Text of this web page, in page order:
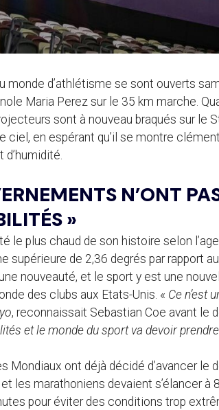
monde d’athlétisme se sont ouverts
Maria Perez sur le 35 km marche.
sont à nouveau braqués sur le
ciel, en espérant qu’il se montre
N’ONT
»
le plus chaud de son histoire selon
supérieure de 2,36 degrés par rapport
nouveauté, et le sport y est une
des clubs aux Etats-Unis. « Ce n’est
, reconnaissait Sebastian Coe avant le
et le monde du sport va devoir
Mondiaux ont déjà décidé d’avancer le
les marathoniens devaient s’élancer
pour éviter des conditions trop